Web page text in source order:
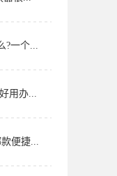
?一个...
用办...
便捷...